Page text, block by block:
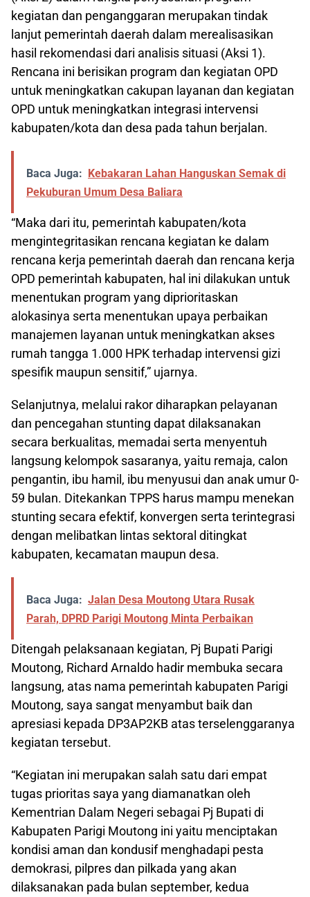
kegiatan dan penganggaran merupakan tindak
lanjut pemerintah daerah dalam merealisasikan
hasil rekomendasi dari analisis situasi (Aksi 1).
Rencana ini berisikan program dan kegiatan OPD
untuk meningkatkan cakupan layanan dan kegiatan
OPD untuk meningkatkan integrasi intervensi
kabupaten/kota dan desa pada tahun berjalan.
Baca Juga:
Kebakaran Lahan Hanguskan Semak di
Pekuburan Umum Desa Baliara
“Maka dari itu, pemerintah kabupaten/kota
mengintegritasikan rencana kegiatan ke dalam
rencana kerja pemerintah daerah dan rencana kerja
OPD pemerintah kabupaten, hal ini dilakukan untuk
menentukan program yang diprioritaskan
alokasinya serta menentukan upaya perbaikan
manajemen layanan untuk meningkatkan akses
rumah tangga 1.000 HPK terhadap intervensi gizi
spesifik maupun sensitif,” ujarnya.
Selanjutnya, melalui rakor diharapkan pelayanan
dan pencegahan stunting dapat dilaksanakan
secara berkualitas, memadai serta menyentuh
langsung kelompok sasaranya, yaitu remaja, calon
pengantin, ibu hamil, ibu menyusui dan anak umur 0-
59 bulan. Ditekankan TPPS harus mampu menekan
stunting secara efektif, konvergen serta terintegrasi
dengan melibatkan lintas sektoral ditingkat
kabupaten, kecamatan maupun desa.
Baca Juga: Jalan Desa Moutong Utara Rusak
Parah, DPRD Parigi Moutong Minta Perbaikan
Ditengah pelaksanaan kegiatan, Pj Bupati Parigi
Moutong, Richard Arnaldo hadir membuka secara
langsung, atas nama pemerintah kabupaten Parigi
Moutong, saya sangat menyambut baik dan
apresiasi kepada DP3AP2KB atas terselenggaranya
kegiatan tersebut.
“Kegiatan ini merupakan salah satu dari empat
tugas prioritas saya yang diamanatkan oleh
Kementrian Dalam Negeri sebagai Pj Bupati di
Kabupaten Parigi Moutong ini yaitu menciptakan
kondisi aman dan kondusif menghadapi pesta
demokrasi, pilpres dan pilkada yang akan
dilaksanakan pada bulan september, kedua